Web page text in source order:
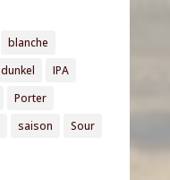
blanche
dunkel
IPA
Porter
saison
Sour